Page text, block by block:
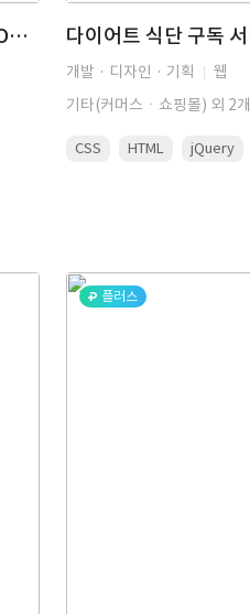
웹사이트 제작 | 금융·대출 홈페이지·SEO·게시판 CMS 구축 | Owner Bank
개발 · 디자인 · 기획
웹
기타(커머스ㆍ쇼핑몰) 외 2개
CSS HTML jQuery
플러스